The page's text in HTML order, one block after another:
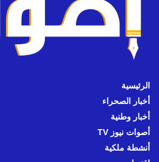
الرئيسية
أخبار الصحراء
أخبار وطنية
أصوات نيوز TV
أنشطة ملكية